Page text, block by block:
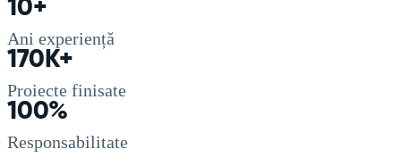
10+
Ani experiență
170K+
Proiecte finisate
100%
Responsabilitate